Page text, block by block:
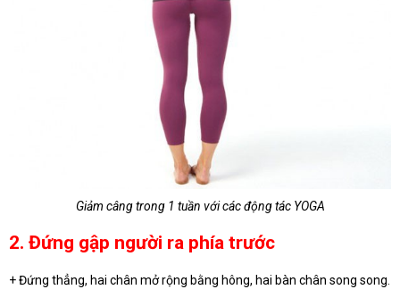
Giảm câng trong 1 tuần với các động tác YOGA
2. Đứng gập người ra phía trước
+ Đứng thẳng, hai chân mở rộng bằng hông, hai bàn chân song song.